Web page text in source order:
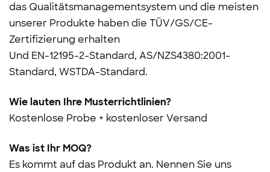
das Qualitätsmanagementsystem und die meisten
unserer Produkte haben die TÜV/GS/CE-
Zertifizierung erhalten
Und EN-12195-2-Standard, AS/NZS4380:2001-
Standard, WSTDA-Standard.
Wie lauten Ihre Musterrichtlinien?
Kostenlose Probe + kostenloser Versand
Was ist Ihr MOQ?
Es kommt auf das Produkt an. Nennen Sie uns